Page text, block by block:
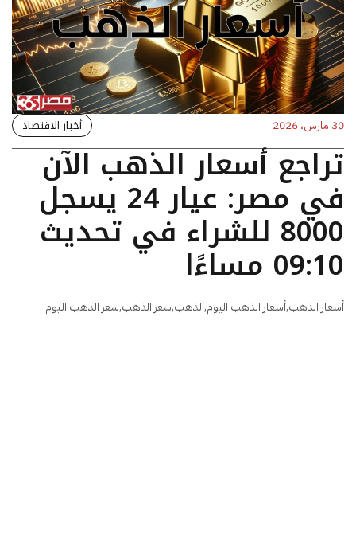
30 مارس، 2026 أخبار الاقتصاد
تراجع أسعار الذهب الآن
في مصر: عيار 24 يسجل
8000 للشراء في تحديث
09:10 مساءًا
أسعار الذهب,أسعار الذهب اليوم,الذهب,سعر الذهب,سعر الذهب اليوم